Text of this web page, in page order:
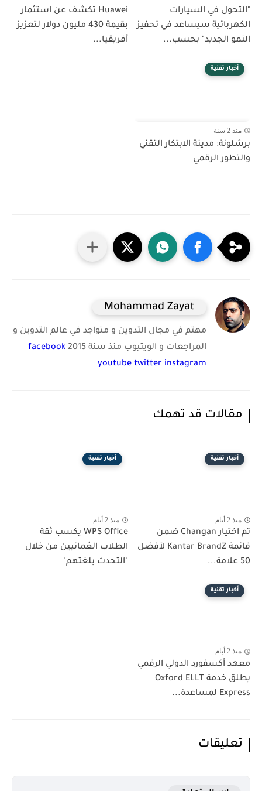
"التحول في السيارات
الكهربائية سيساعد في تحفيز
النمو الجديد" بحسب...
Huawei تكشف عن استثمار
بقيمة 430 مليون دولار لتعزيز
أفريقيا...
أخبار تقنية
منذ 2 سنة
برشلونة: مدينة الابتكار التقني
والتطور الرقمي
Mohammad Zayat
مهتم في مجال التدوين و متواجد في عالم التدوين و
المراجعات و الويتيوب منذ سنة 2015
facebook
youtube twitter instagram
مقالات قد تهمك
أخبار تقنية
منذ 2 أيام
تم اختيار Changan ضمن
قائمة Kantar BrandZ لأفضل
50 علامة...
أخبار تقنية
منذ 2 أيام
WPS Office يكسب ثقة
الطلاب العُمانيين من خلال
"التحدث بلغتهم"
أخبار تقنية
منذ 2 أيام
معهد أكسفورد الدولي الرقمي
يطلق خدمة Oxford ELLT
Express لمساعدة...
تعليقات